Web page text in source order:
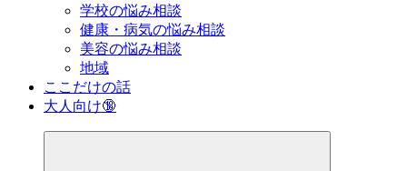
学校の悩み相談
健康・病気の悩み相談
美容の悩み相談
地域
ここだけの話
大人向け🔞